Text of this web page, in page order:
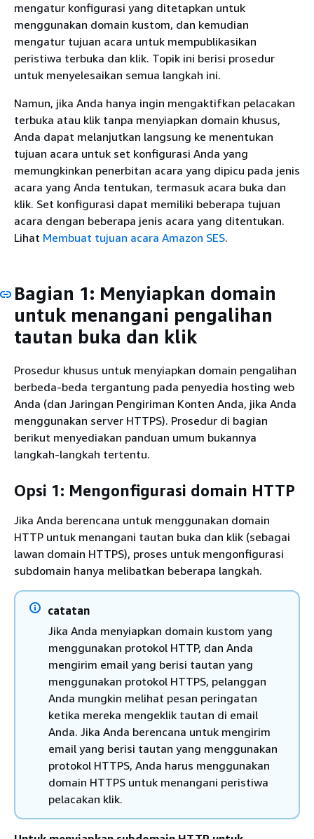
mengatur konfigurasi yang ditetapkan untuk
menggunakan domain kustom, dan kemudian
mengatur tujuan acara untuk mempublikasikan
peristiwa terbuka dan klik. Topik ini berisi prosedur
untuk menyelesaikan semua langkah ini.
Namun, jika Anda hanya ingin mengaktifkan pelacakan
terbuka atau klik tanpa menyiapkan domain khusus,
Anda dapat melanjutkan langsung ke menentukan
tujuan acara untuk set konfigurasi Anda yang
memungkinkan penerbitan acara yang dipicu pada jenis
acara yang Anda tentukan, termasuk acara buka dan
klik. Set konfigurasi dapat memiliki beberapa tujuan
acara dengan beberapa jenis acara yang ditentukan.
Lihat Membuat tujuan acara Amazon SES.
Bagian 1: Menyiapkan domain
untuk menangani pengalihan
tautan buka dan klik
Prosedur khusus untuk menyiapkan domain pengalihan
berbeda-beda tergantung pada penyedia hosting web
Anda (dan Jaringan Pengiriman Konten Anda, jika Anda
menggunakan server HTTPS). Prosedur di bagian
berikut menyediakan panduan umum bukannya
langkah-langkah tertentu.
Opsi 1: Mengonfigurasi domain HTTP
Jika Anda berencana untuk menggunakan domain
HTTP untuk menangani tautan buka dan klik (sebagai
lawan domain HTTPS), proses untuk mengonfigurasi
subdomain hanya melibatkan beberapa langkah.
catatan
Jika Anda menyiapkan domain kustom yang
menggunakan protokol HTTP, dan Anda
mengirim email yang berisi tautan yang
menggunakan protokol HTTPS, pelanggan
Anda mungkin melihat pesan peringatan
ketika mereka mengeklik tautan di email
Anda. Jika Anda berencana untuk mengirim
email yang berisi tautan yang menggunakan
protokol HTTPS, Anda harus menggunakan
domain HTTPS untuk menangani peristiwa
pelacakan klik.